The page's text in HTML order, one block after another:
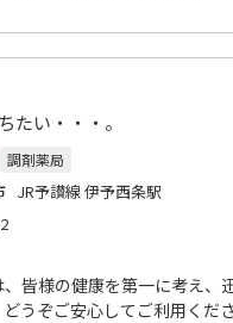
たい・・・。
調剤薬局
JR予讃線 伊予西条駅
皆様の健康を第一に考え、
うぞご安心してご利用くだ